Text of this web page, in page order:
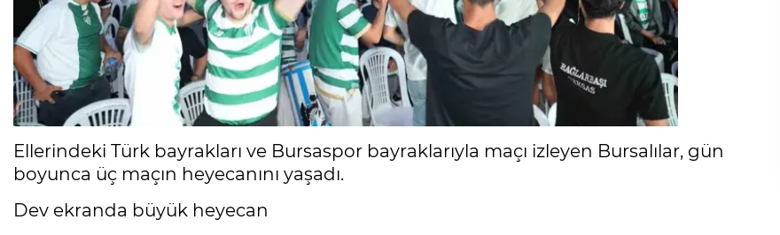
Ellerindeki Türk bayrakları ve Bursaspor bayraklarıyla maçı izleyen Bursalılar, gün
boyunca üç maçın heyecanını yaşadı.
Dev ekranda büyük heyecan